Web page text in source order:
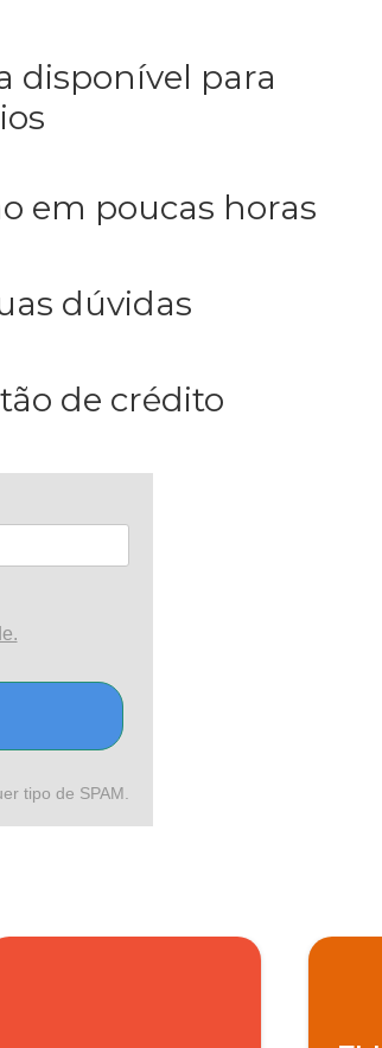
disponível para
em poucas horas
dúvidas
de crédito
tipo de SPAM.